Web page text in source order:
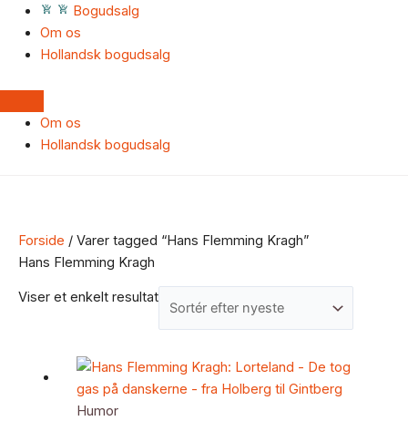
Bogudsalg
Om os
Hollandsk bogudsalg
Om os
Hollandsk bogudsalg
Forside / Varer tagged “Hans Flemming Kragh”
Hans Flemming Kragh
Viser et enkelt resultat
Humor